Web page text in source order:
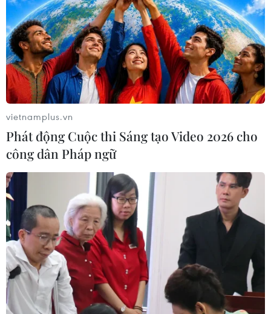
Làng gốm Bàu Trúc thuộc thị trấn Phước Dân (Ninh Phước, Ninh
Thuận) là một trong những làng gốm cổ nhất Đông Nam Á còn
tồn tại cho đến ngày nay. Trong ảnh: Hợp tác xã Gốm Chăm
Bàu Trúc, một mô hình hiệu quả giúp bảo tồn và vực dậy
thương hiệu gốm Chăm cổ truyền Bàu Trúc của đồng bào dân
tộc Chăm. (Ảnh: Minh Hưng/TTXVN)
vietnamplus.vn
Phát động Cuộc thi Sáng tạo Video 2026 cho
công dân Pháp ngữ